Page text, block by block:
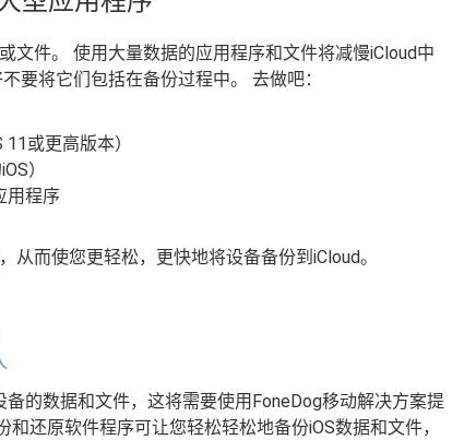
文件。 使用大量数据的应用程序和文件将减慢iCloud中
要将它们包括在备份过程中。 去做吧：
或更高版本）
）
用程序
而使您更轻松，更快地将设备备份到iCloud。
的数据和文件，这将需要使用FoneDog移动解决方案提
还原软件程序可让您轻松轻松地备份iOS数据和文件，